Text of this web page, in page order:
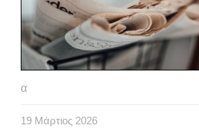
α
19 Μάρτιος 2026